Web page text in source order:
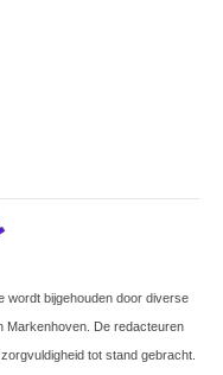
bijgehouden door diverse
Markenhoven. De redacteuren
tot stand gebracht.